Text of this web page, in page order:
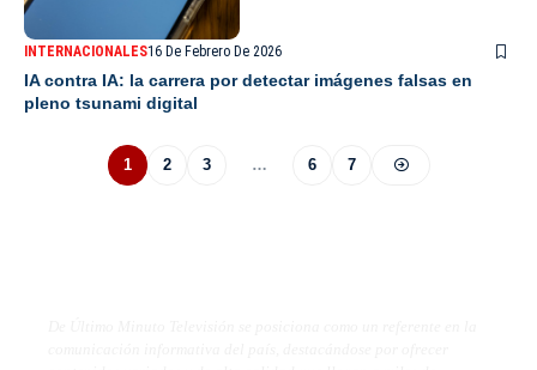
INTERNACIONALES16 De Febrero De 2026
IA contra IA: la carrera por detectar imágenes falsas en
pleno tsunami digital
1 2 3 … 6 7